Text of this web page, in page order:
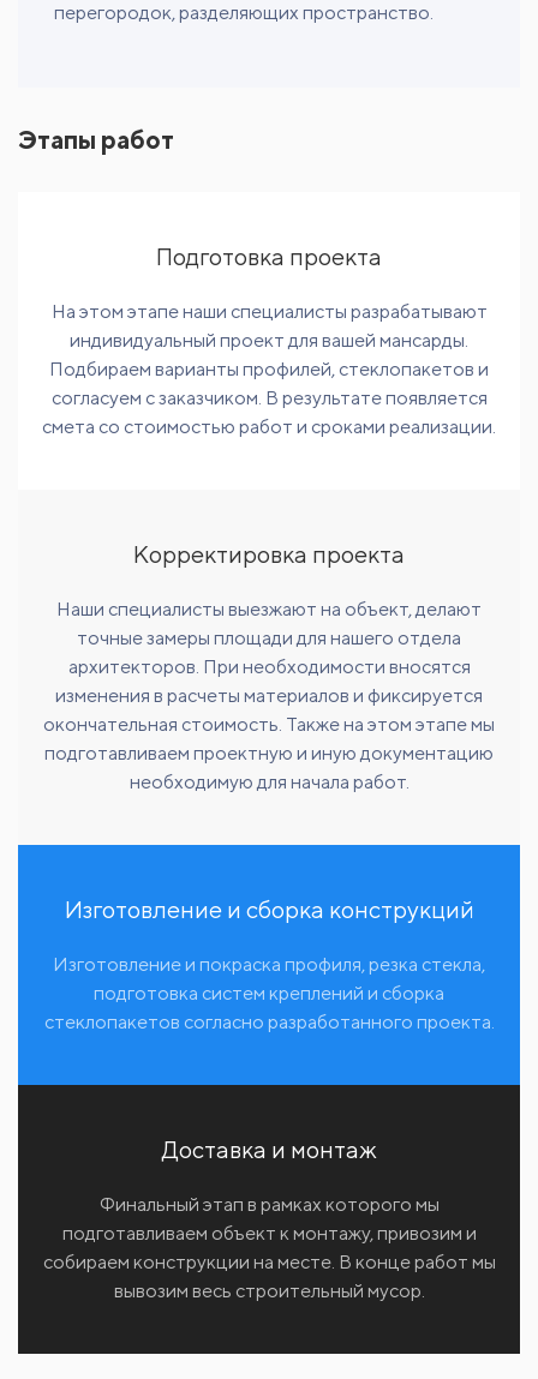
перегородок, разделяющих пространство.
Этапы работ
Подготовка проекта
На этом этапе наши специалисты разрабатывают
индивидуальный проект для вашей мансарды.
Подбираем варианты профилей, стеклопакетов и
согласуем с заказчиком. В результате появляется
смета со стоимостью работ и сроками реализации.
Корректировка проекта
Наши специалисты выезжают на объект, делают
точные замеры площади для нашего отдела
архитекторов. При необходимости вносятся
изменения в расчеты материалов и фиксируется
окончательная стоимость. Также на этом этапе мы
подготавливаем проектную и иную документацию
необходимую для начала работ.
Изготовление и сборка конструкций
Изготовление и покраска профиля, резка стекла,
подготовка систем креплений и сборка
стеклопакетов согласно разработанного проекта.
Доставка и монтаж
Финальный этап в рамках которого мы
подготавливаем объект к монтажу, привозим и
собираем конструкции на месте. В конце работ мы
вывозим весь строительный мусор.